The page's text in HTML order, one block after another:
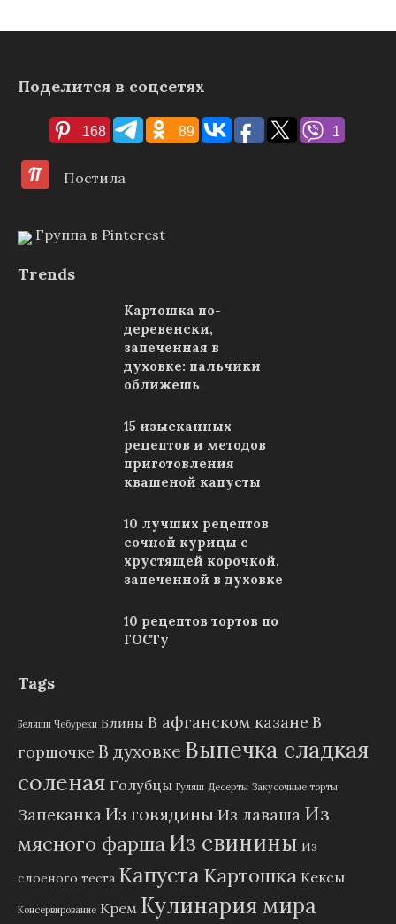
Поделится в соцсетях
168 89 1
Постила
Группа в Pinterest
Trends
Картошка по-
деревенски,
запеченная в
духовке: пальчики
оближешь
15 изысканных
рецептов и методов
приготовления
квашеной капусты
10 лучших рецептов
сочной курицы с
хрустящей корочкой,
запеченной в духовке
10 рецептов тортов по
ГОСТу
Tags
Беляши Чебуреки Блины В афганском казане В
горшочке В духовке Выпечка сладкая
соленая Голубцы Гуляш Десерты Закусочные торты
ЗапеканкаИз говядины Из лаваша Из
мясного фаршаИз свинины Из
слоеного теста Капуста Картошка Кексы
Консервирование Крем Кулинария мира